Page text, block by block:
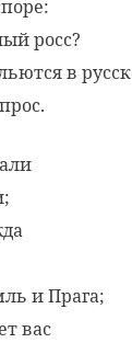
росс?
в
и Прага;
вас